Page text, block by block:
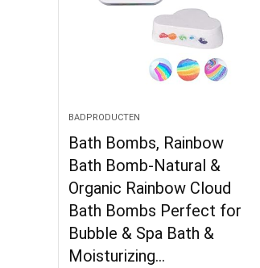
BADPRODUCTEN
Bath Bombs, Rainbow
Bath Bomb-Natural &
Organic Rainbow Cloud
Bath Bombs Perfect for
Bubble & Spa Bath &
Moisturizing…